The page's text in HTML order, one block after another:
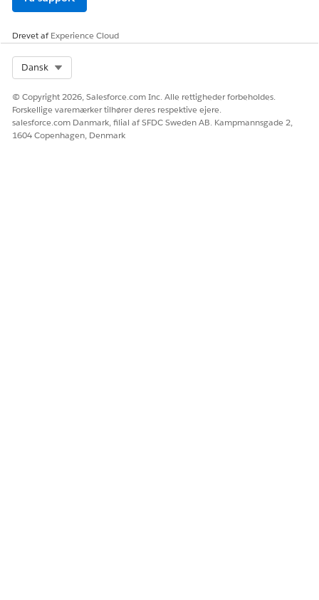
RELATED INFORMATION HTML
Aktiver yderligere tilladelser for handlingsplaner
LØSTE DENNE ARTIKEL DIT PROBLEM?
Giv os besked, så vi kan forbedre os!
Drevet afExperience Cloud
Dansk
© Copyright 2026, Salesforce.com Inc. Alle rettigheder forbeholdes.
Forskellige varemærker tilhører deres respektive ejere.
salesforce.com Danmark, filial af SFDC Sweden AB. Kampmannsgade 2,
1604 Copenhagen, Denmark